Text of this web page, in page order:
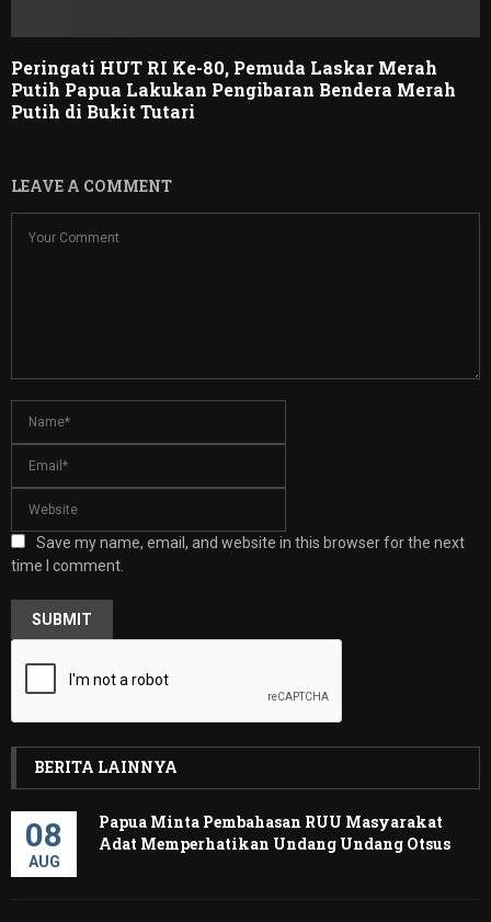
Peringati HUT RI Ke-80, Pemuda Laskar Merah
Putih Papua Lakukan Pengibaran Bendera Merah
Putih di Bukit Tutari
LEAVE A COMMENT
Save my name, email, and website in this browser for the next
time I comment.
BERITA LAINNYA
08
AUG
Papua Minta Pembahasan RUU Masyarakat
Adat Memperhatikan Undang Undang Otsus